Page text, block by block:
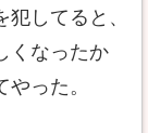
してると、
くなったか
った。